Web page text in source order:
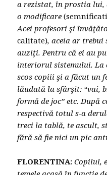
a rezistat, în prostia lui,
o modificare
Acei profesori şi
calitate), aceia ar trebui
auziţi. Pentru că ei au
interiorul sistemului. La
scos copiii şi a făcut un
lăudată la sfârşit: “vai,
formă de joc” etc. După
respectivă totul s-a
treci la tablă, te ascult,
fără să fie nici un pic
FLORENTINA: Copilul,